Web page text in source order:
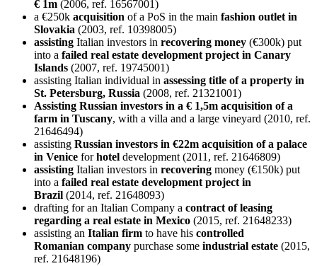
€ 1m (2006, ref. 16567001)
a €250k acquisition of a PoS in the main fashion outlet in
Slovakia (2003, ref. 10398005)
assisting Italian investors in recovering money (€300k) put
into a failed real estate development project in Canary
Islands (2007, ref. 19745001)
assisting Italian individual in assessing title of a property in
St. Petersburg, Russia (2008, ref. 21321001)
Assisting Russian investors in a € 1,5m acquisition of a
farm in Tuscany, with a villa and a large vineyard (2010, ref.
21646494)
assisting Russian investors in €22m acquisition of a palace
in Venice forhotel development (2011, ref. 21646809)
assisting Italian investors in recovering money (€150k) put
into a failed real estate development project in
Brazil (2014, ref. 21648093)
drafting for an Italian Company a contract of leasing
regarding a real estate in Mexico (2015, ref. 21648233)
assisting an Italian firm to have his controlled
Romanian company purchase some industrial estate (2015,
ref. 21648196)